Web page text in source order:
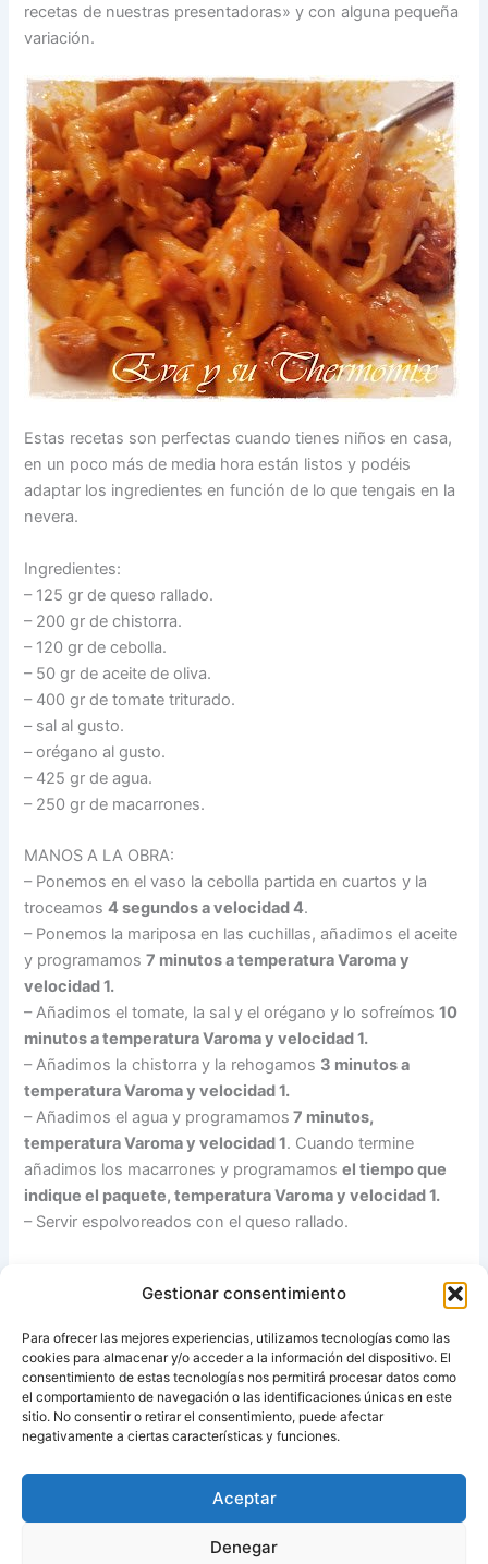
Gestionar consentimiento
Para ofrecer las mejores experiencias, utilizamos tecnologías como las
cookies para almacenar y/o acceder a la información del dispositivo. El
consentimiento de estas tecnologías nos permitirá procesar datos como
el comportamiento de navegación o las identificaciones únicas en este
sitio. No consentir o retirar el consentimiento, puede afectar
negativamente a ciertas características y funciones.
Aceptar
Denegar
recetas de nuestras presentadoras» y con alguna pequeña
variación.
Estas recetas son perfectas cuando tienes niños en casa,
en un poco más de media hora están listos y podéis
adaptar los ingredientes en función de lo que tengais en la
nevera.
Ingredientes:
– 125 gr de queso rallado.
– 200 gr de chistorra.
– 120 gr de cebolla.
– 50 gr de aceite de oliva.
– 400 gr de tomate triturado.
– sal al gusto.
– orégano al gusto.
– 425 gr de agua.
– 250 gr de macarrones.
MANOS A LA OBRA:
– Ponemos en el vaso la cebolla partida en cuartos y la
troceamos4 segundos a velocidad 4.
– Ponemos la mariposa en las cuchillas, añadimos el aceite
y programamos7 minutos a temperatura Varoma y
velocidad 1.
– Añadimos el tomate, la sal y el orégano y lo sofreímos10
minutos a temperatura Varoma y velocidad 1.
– Añadimos la chistorra y la rehogamos 3 minutos a
temperatura Varoma y velocidad 1.
– Añadimos el agua y programamos 7 minutos,
temperatura Varoma y velocidad 1. Cuando termine
añadimos los macarrones y programamosel tiempo que
indique el paquete, temperatura Varoma y velocidad 1.
– Servir espolvoreados con el queso rallado.
Un besico !
Fuente: Eva y su Thermomix®
ANTERIOR SIGUIENTE